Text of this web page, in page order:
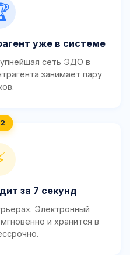
уже в системе
сеть ЭДО в
занимает пару
за 7 секунд
Электронный
и хранится в